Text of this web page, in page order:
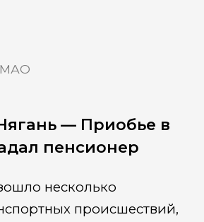
— Приобье в
пенсионер
несколько
происшествий,